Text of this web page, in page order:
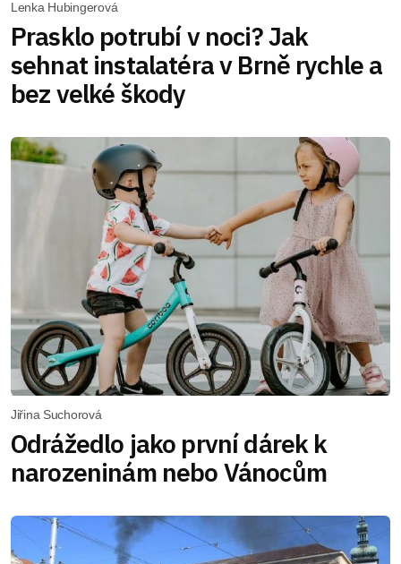
Lenka Hubingerová
Prasklo potrubí v noci? Jak
sehnat instalatéra v Brně rychle a
bez velké škody
Jiřina Suchorová
Odrážedlo jako první dárek k
narozeninám nebo Vánocům